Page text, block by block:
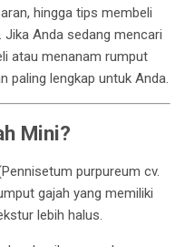
hingga tips membeli
Anda sedang mencari
atau menanam rumput
paling lengkap untuk Anda.
Mini?
purpureum cv.
gajah yang memiliki
lebih halus.